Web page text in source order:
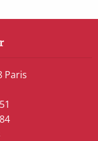
Paris